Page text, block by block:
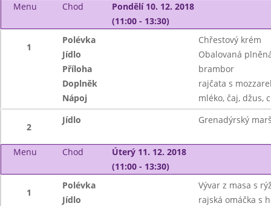
Menu Chod
Pondělí 10. 12. 2018
(11:00 - 13:30)
1
Polévka
Chřestový krém
Jídlo
Obalovaná
Příloha
brambor
Doplněk
rajčata s
Nápoj
mléko, čaj, džus,
2
Jídlo Grenadýrský
Menu Chod
Úterý 11. 12. 2018
(11:00 - 13:30)
1
Polévka
Vývar z masa s
Jídlo
rajská omáčka s